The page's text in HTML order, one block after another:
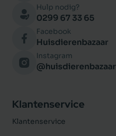
Hulp nodig?
0299 67 33 65
Facebook
Huisdierenbazaar
Instagram
@huisdierenbazaar
Klantenservice
Klantenservice